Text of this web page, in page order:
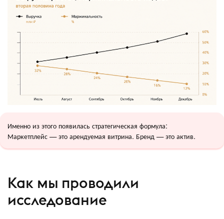
Именно из этого появилась стратегическая формула:
Маркетплейс — это арендуемая витрина. Бренд — это актив.
Как мы проводили
исследование